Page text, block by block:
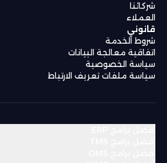
شركائنا
العملاء
قانوني
شروط الخدمة
اتفاقية معالجة البيانات
سياسة الخصوصية
سياسة ملفات تعريف الارتباط